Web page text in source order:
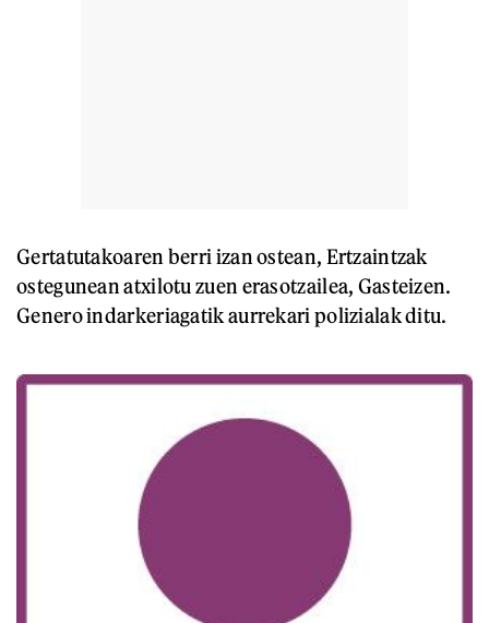
Gertatutakoaren berri izan ostean, Ertzaintzak
ostegunean atxilotu zuen erasotzailea, Gasteizen.
Genero indarkeriagatik aurrekari polizialak ditu.